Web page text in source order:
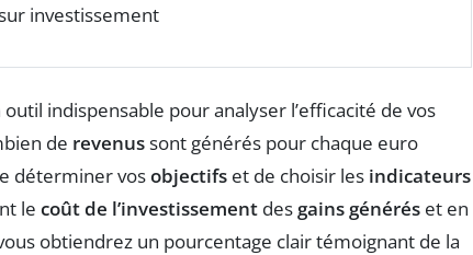
investissement
outil indispensable pour analyser l’efficacité de vos
de revenussont générés pour chaque euro
déterminer vosobjectifs et de choisir les indicateurs
le coût de l’investissement des gains générés et en
obtiendrez un pourcentage clair témoignant de la